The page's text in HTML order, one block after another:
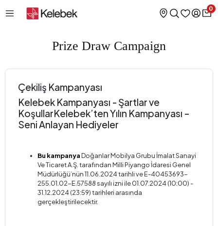
0
Prize Draw Campaign
Çekiliş Kampanyası
Kelebek Kampanyası - Şartlar ve
KoşullarKelebek’ten Yılın Kampanyası –
Seni Anlayan Hediyeler
Bu kampanyaDoğanlar Mobilya Grubu İmalat Sanayi
Ve Ticaret A.Ş. tarafından Milli Piyango İdaresi Genel
Müdürlüğü’nün 11.06.2024 tarihli ve E-40453693-
255.01.02-E.57588 sayılı izni ile 01.07.2024 (10:00) -
31.12.2024 (23:59) tarihleri arasında
gerçekleştirilecektir.